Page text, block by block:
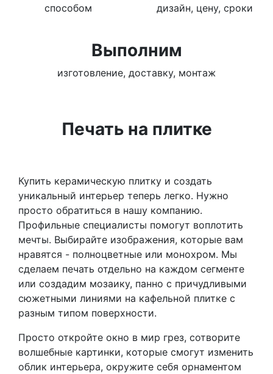
способом
дизайн, цену, сроки
Выполним
изготовление, доставку, монтаж
Печать на плитке
Купить керамическую плитку и создать
уникальный интерьер теперь легко. Нужно
просто обратиться в нашу компанию.
Профильные специалисты помогут воплотить
мечты. Выбирайте изображения, которые вам
нравятся - полноцветные или монохром. Мы
сделаем печать отдельно на каждом сегменте
или создадим мозаику, панно с причудливыми
сюжетными линиями на кафельной плитке с
разным типом поверхности.
Просто откройте окно в мир грез, сотворите
волшебные картинки, которые смогут изменить
облик интерьера, окружите себя орнаментом